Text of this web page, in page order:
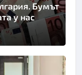
Бумът
у нас